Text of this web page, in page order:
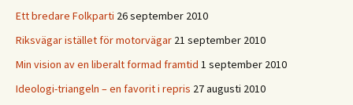
Ett bredare Folkparti 26 september 2010
Riksvägar istället för motorvägar 21 september 2010
Min vision av en liberalt formad framtid 1 september 2010
Ideologi-triangeln – en favorit i repris 27 augusti 2010